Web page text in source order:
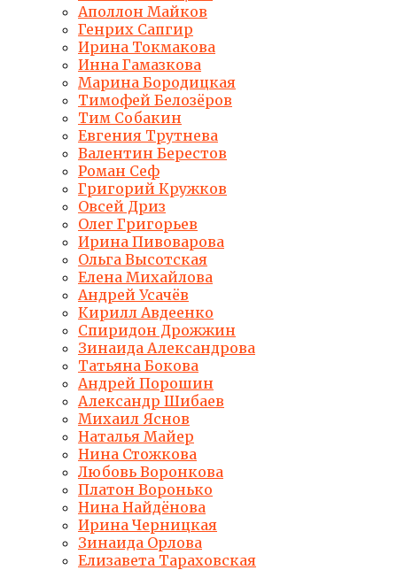
Аполлон Майков
Генрих Сапгир
Ирина Токмакова
Инна Гамазкова
Марина Бородицкая
Тимофей Белозёров
Тим Собакин
Евгения Трутнева
Валентин Берестов
Роман Сеф
Григорий Кружков
Овсей Дриз
Олег Григорьев
Ирина Пивоварова
Ольга Высотская
Елена Михайлова
Андрей Усачёв
Кирилл Авдеенко
Спиридон Дрожжин
Зинаида Александрова
Татьяна Бокова
Андрей Порошин
Александр Шибаев
Михаил Яснов
Наталья Майер
Нина Стожкова
Любовь Воронкова
Платон Воронько
Нина Найдёнова
Ирина Черницкая
Зинаида Орлова
Елизавета Тараховская